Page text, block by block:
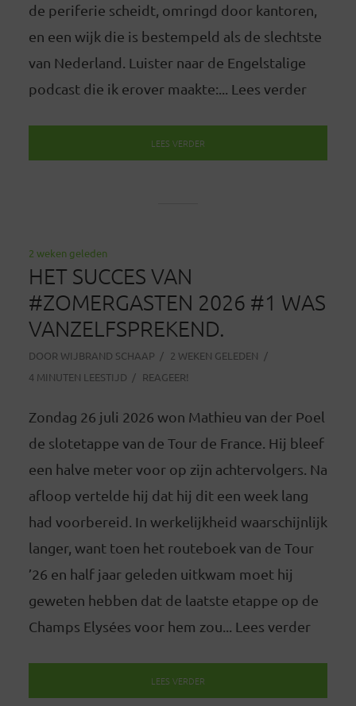
de periferie scheidt, omringd door kantoren,
en een wijk die is bestempeld als de slechtste
van Nederland. Luister naar de Engelstalige
podcast die ik erover maakte:... Lees verder
LEES VERDER
2 weken geleden
HET SUCCES VAN
#ZOMERGASTEN 2026 #1 WAS
VANZELFSPREKEND.
DOOR WIJBRAND SCHAAP
2 WEKEN GELEDEN
4 MINUTEN LEESTIJD
REAGEER!
Zondag 26 juli 2026 won Mathieu van der Poel
de slotetappe van de Tour de France. Hij bleef
een halve meter voor op zijn achtervolgers. Na
afloop vertelde hij dat hij dit een week lang
had voorbereid. In werkelijkheid waarschijnlijk
langer, want toen het routeboek van de Tour
’26 en half jaar geleden uitkwam moet hij
geweten hebben dat de laatste etappe op de
Champs Elysées voor hem zou... Lees verder
LEES VERDER